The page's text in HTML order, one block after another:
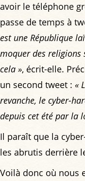
avoir le téléphone
passe de temps à
est une République
moquer des religions
cela », écrit-elle.
un second tweet : «
revanche, le cyber-
depuis cet été par la
Il paraît que la
les abrutis derrière
Voilà donc où nous